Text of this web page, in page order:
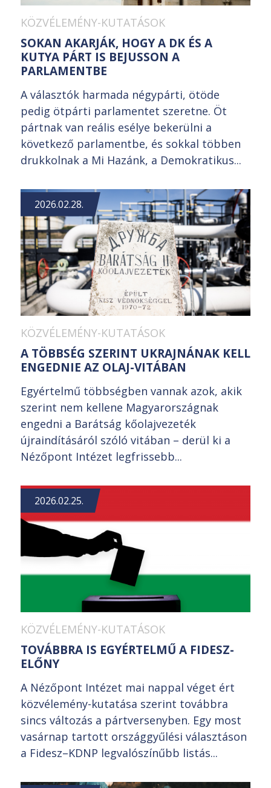
KÖZVÉLEMÉNY-KUTATÁSOK
SOKAN AKARJÁK, HOGY A DK ÉS A
KUTYA PÁRT IS BEJUSSON A
PARLAMENTBE
A választók harmada négypárti, ötöde
pedig ötpárti parlamentet szeretne. Öt
pártnak van reális esélye bekerülni a
következő parlamentbe, és sokkal többen
drukkolnak a Mi Hazánk, a Demokratikus...
2026.02.28.
KÖZVÉLEMÉNY-KUTATÁSOK
A TÖBBSÉG SZERINT UKRAJNÁNAK KELL
ENGEDNIE AZ OLAJ-VITÁBAN
Egyértelmű többségben vannak azok, akik
szerint nem kellene Magyarországnak
engedni a Barátság kőolajvezeték
újraindításáról szóló vitában – derül ki a
Nézőpont Intézet legfrissebb...
2026.02.25.
KÖZVÉLEMÉNY-KUTATÁSOK
TOVÁBBRA IS EGYÉRTELMŰ A FIDESZ-
ELŐNY
A Nézőpont Intézet mai nappal véget ért
közvélemény-kutatása szerint továbbra
sincs változás a pártversenyben. Egy most
vasárnap tartott országgyűlési választáson
a Fidesz–KDNP legvalószínűbb listás...